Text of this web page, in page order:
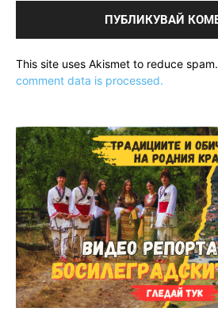
This site uses Akismet to reduce spam.
comment data is processed.